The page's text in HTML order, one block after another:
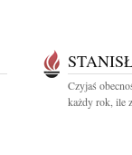
Czyjaś
każdy rok, ile